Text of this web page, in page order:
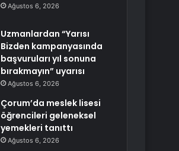
Ağustos 6, 2026
Uzmanlardan “Yarısı
Bizden kampanyasında
başvuruları yıl sonuna
bırakmayın” uyarısı
Ağustos 6, 2026
Çorum’da meslek lisesi
öğrencileri geleneksel
yemekleri tanıttı
Ağustos 6, 2026